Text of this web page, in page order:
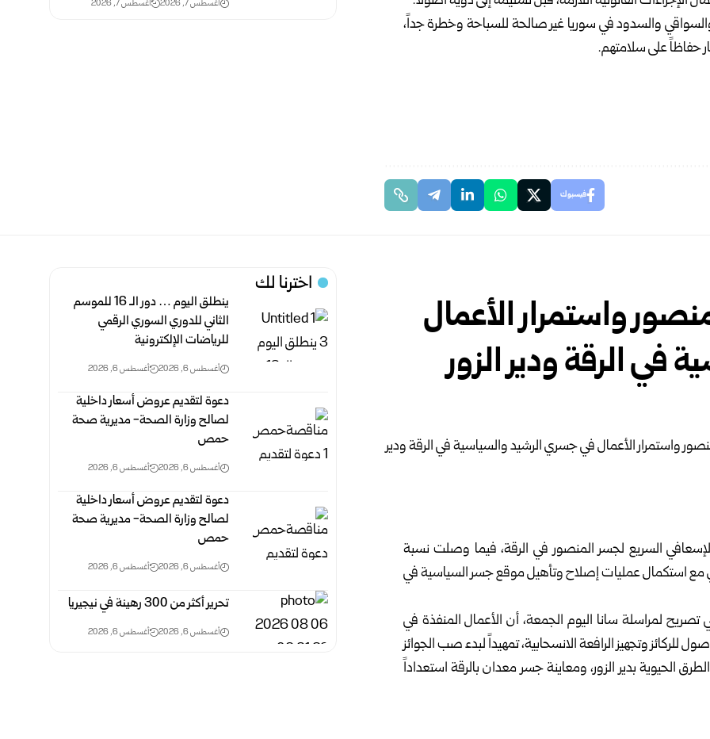
والسواقي والسدود في سوريا غير صالحة للسباحة وخطرة جداً،
حفاظاً على سلامتهم.
فيسبوك
أغسطس 7, 2026 أغسطس 7, 2026
واستمرار الأعمال
الرقة ودير الزور
السريع لجسر المنصور في الرقة، فيما وصلت نسبة
أكثر من 90 بالمئة، بالتوازي مع استكمال عمليات إصلاح وتأهيل موقع جسر السياسية في
لمراسلة سانا اليوم الجمعة، أن الأعمال المنفذة في
وتجهيز الرافعة الانسحابية، تمهيداً لبدء صب الجوائز
الحيوية بدير الزور، ومعاينة جسر معدان بالرقة استعداداً
اخترنا لك
ينطلق اليوم … دور الـ 16 للموسم
الثاني للدوري السوري الرقمي
للرياضات الإلكترونية ‏
أغسطس 6, 2026 أغسطس 6, 2026
دعوة لتقديم عروض أسعار داخلية
لصالح وزارة الصحة- مديرية صحة
حمص
أغسطس 6, 2026 أغسطس 6, 2026
دعوة لتقديم عروض أسعار داخلية
لصالح وزارة الصحة- مديرية صحة
حمص
أغسطس 6, 2026 أغسطس 6, 2026
تحرير أكثر من 300 رهينة في نيجيريا
أغسطس 6, 2026 أغسطس 6, 2026